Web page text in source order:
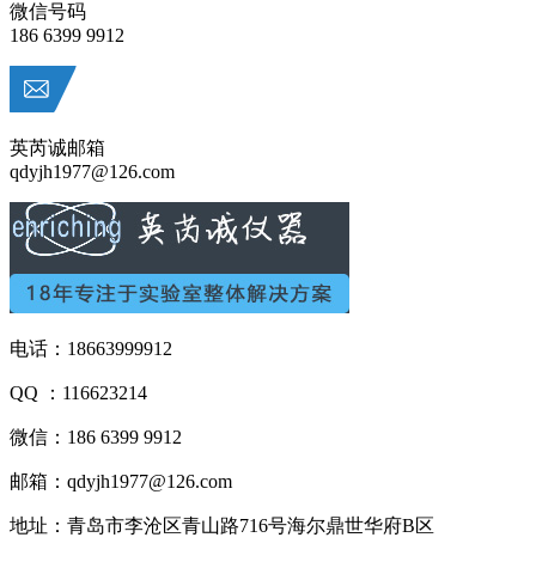
微信号码
186 6399 9912
英芮诚邮箱
qdyjh1977@126.com
电话：18663999912
QQ ：116623214
微信：186 6399 9912
邮箱：qdyjh1977@126.com
地址：青岛市李沧区青山路716号海尔鼎世华府B区